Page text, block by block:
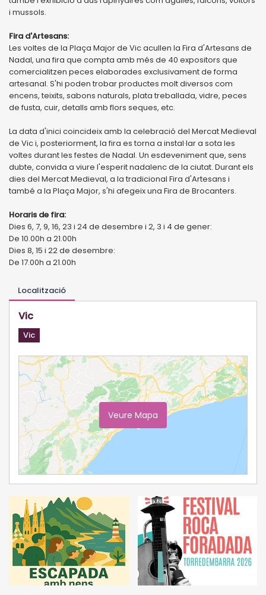
i mussols.
Fira d'Artesans:
Les voltes de la Plaça Major de Vic acullen la Fira d'Artesans de
Nadal, una fira que compta amb més de 40 expositors que
comercialitzen peces elaborades exclusivament de forma
artesanal. S'hi poden trobar productes molt diversos com
encens, teixits, sabons naturals, plata treballada, vidre, peces
de fusta, cuir, detalls amb flors seques, etc.
La data d'inici coincideix amb la celebració del Mercat Medieval
de Vic i, posteriorment, la fira es torna a instal·lar a sota les
voltes durant les festes de Nadal. Un esdeveniment que, sens
dubte, convida a viure l'esperit nadalenc de la ciutat. Durant els
dies del Mercat Medieval, a la tradicional Fira d'Artesans i
també a la Plaça Major, s'hi afegeix una Fira de Brocanters.
Horaris de fira:
Dies 6, 7, 9, 16, 23 i 24 de desembre i 2, 3 i 4 de gener:
De 10.00h a 21.00h
Dies 8, 15 i 22 de desembre:
De 17.00h a 21.00h
Localització
Vic
Vic
Veure Mapa